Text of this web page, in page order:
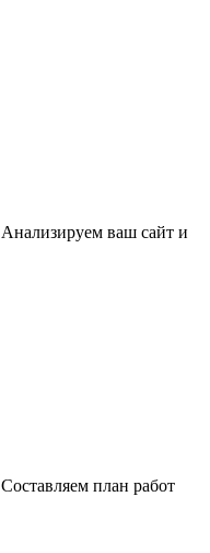
Анализируем ваш сайт и
Составляем план работ